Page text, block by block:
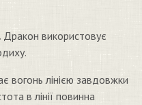
Дракон використовує
вогонь лінією завдовжки
в лінії повинна